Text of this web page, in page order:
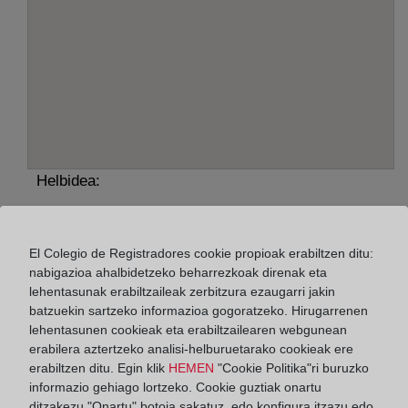
Helbidea:
Horario:
De lunes a viernes de 09:00 a 17:00 horas
Agosto: De lunes a viernes de 09:00 a 14:00 horas
Los días 24 y 31 de diciembre de 09:00 a 14:00
horas
El Colegio de Registradores cookie propioak erabiltzen ditu:
nabigazioa ahalbidetzeko beharrezkoak direnak eta
lehentasunak erabiltzaileak zerbitzura ezaugarri jakin
batzuekin sartzeko informazioa gogoratzeko. Hirugarrenen
lehentasunen cookieak eta erabiltzailearen webgunean
erabilera aztertzeko analisi-helburuetarako cookieak ere
erabiltzen ditu. Egin klik HEMEN "Cookie Politika"ri buruzko
informazio gehiago lortzeko. Cookie guztiak onartu